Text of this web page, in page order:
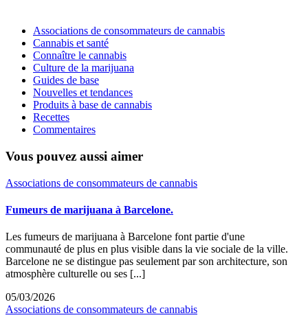
Associations de consommateurs de cannabis
Cannabis et santé
Connaître le cannabis
Culture de la marijuana
Guides de base
Nouvelles et tendances
Produits à base de cannabis
Recettes
Commentaires
Vous pouvez aussi aimer
Associations de consommateurs de cannabis
Fumeurs de marijuana à Barcelone.
Les fumeurs de marijuana à Barcelone font partie d'une
communauté de plus en plus visible dans la vie sociale de la ville.
Barcelone ne se distingue pas seulement par son architecture, son
atmosphère culturelle ou ses [...]
05/03/2026
Associations de consommateurs de cannabis